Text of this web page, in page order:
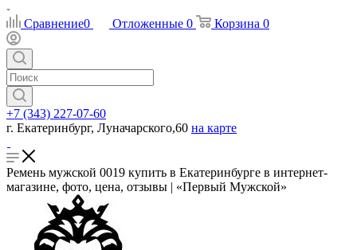
Сравнение0 Отложенные 0 Корзина 0
+7 (343) 227-07-60
г. Екатеринбург, Луначарского,60 на карте
Ремень мужской 0019 купить в Екатеринбурге в интернет-
магазине, фото, цена, отзывы | «Первый Мужской»